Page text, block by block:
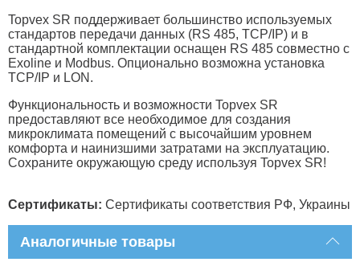
Topvex SR поддерживает большинство используемых
стандартов передачи данных (RS 485, TCP/IP) и в
стандартной комплектации оснащен RS 485 совместно с
Exoline и Modbus. Опционально возможна установка
TCP/IP и LON.
Функциональность и возможности Topvex SR
предоставляют все необходимое для создания
микроклимата помещений с высочайшим уровнем
комфорта и наинизшими затратами на эксплуатацию.
Сохраните окружающую среду используя Topvex SR!
Сертификаты: Сертификаты соответствия РФ, Украины
Аналогичные товары